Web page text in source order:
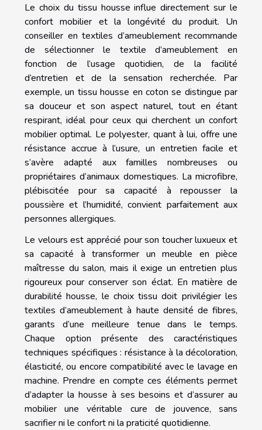
Le choix du tissu housse influe directement sur le
confort mobilier et la longévité du produit. Un
conseiller en textiles d’ameublement recommande
de sélectionner le textile d’ameublement en
fonction de l’usage quotidien, de la facilité
d’entretien et de la sensation recherchée. Par
exemple, un tissu housse en coton se distingue par
sa douceur et son aspect naturel, tout en étant
respirant, idéal pour ceux qui cherchent un confort
mobilier optimal. Le polyester, quant à lui, offre une
résistance accrue à l’usure, un entretien facile et
s’avère adapté aux familles nombreuses ou
propriétaires d’animaux domestiques. La microfibre,
plébiscitée pour sa capacité à repousser la
poussière et l’humidité, convient parfaitement aux
personnes allergiques.
Le velours est apprécié pour son toucher luxueux et
sa capacité à transformer un meuble en pièce
maîtresse du salon, mais il exige un entretien plus
rigoureux pour conserver son éclat. En matière de
durabilité housse, le choix tissu doit privilégier les
textiles d’ameublement à haute densité de fibres,
garants d’une meilleure tenue dans le temps.
Chaque option présente des caractéristiques
techniques spécifiques : résistance à la décoloration,
élasticité, ou encore compatibilité avec le lavage en
machine. Prendre en compte ces éléments permet
d’adapter la housse à ses besoins et d’assurer au
mobilier une véritable cure de jouvence, sans
sacrifier ni le confort ni la praticité quotidienne.